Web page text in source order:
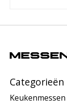
Categorieën
Keukenmessen